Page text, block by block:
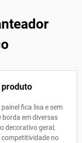
fica lisa e sem
borda em diversas
decorativo geral;
competitividade no